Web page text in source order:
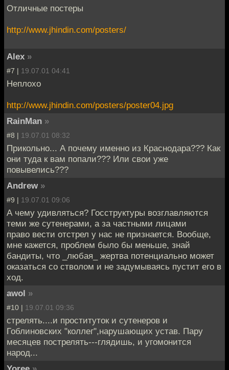
Отличные постеры
http://www.jhindin.com/posters/
Alex »
#7 | 19.07.01 04:41
Неплохо
http://www.jhindin.com/posters/poster04.jpg
RainMan »
#8 | 19.07.01 08:32
Прикольно... А почему именно из Краснодара??? Как
они туда к вам попали??? Или свои уже
повывелись???
Andrew »
#9 | 19.07.01 09:06
А чему удивляться? Госструктуры возглавляются
теми же сутенерами, а за частными лицами
право вести отстрел у нас не признается. Вообще,
мне кажется, проблем было бы меньше, знай
бандиты, что _любая_ жертва потенциально может
оказаться со стволом и не задумываясь пустит его в
ход.
awol »
#10 | 19.07.01 09:36
стрелять....и проституток и сутенеров и
Гоблиновских "коллег",нарушающих устав. Пару
месяцев пострелять---глядишь, и угомонится
народ...